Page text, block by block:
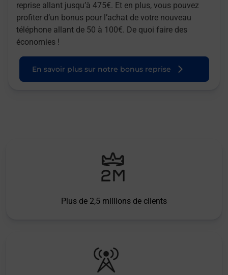
reprise allant jusqu’à 475€. Et en plus, vous pouvez
profiter d’un bonus pour l’achat de votre nouveau
téléphone allant de 50 à 100€. De quoi faire des
économies !
En savoir plus sur notre bonus reprise
Plus de 2,5 millions de clients